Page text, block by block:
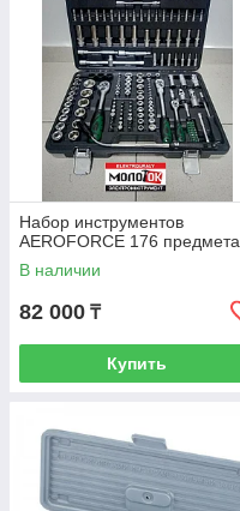
Набор инструментов
AEROFORCE 176 предмета
В наличии
82 000 ₸
Купить